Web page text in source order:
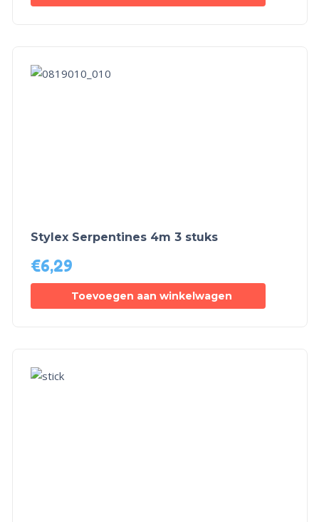
Stylex Serpentines 4m 3 stuks
€6,29
Toevoegen aan winkelwagen